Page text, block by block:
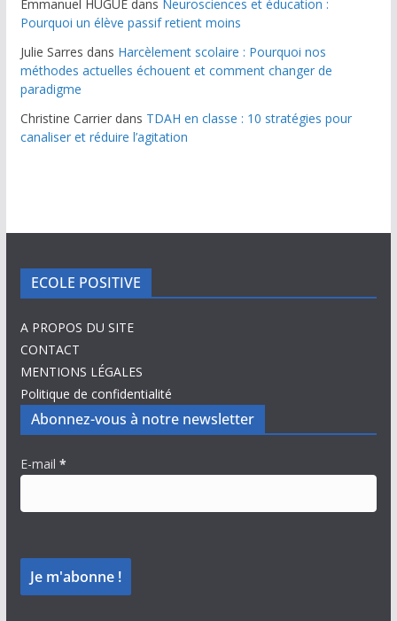
Emmanuel HUGUEdans Neurosciences et éducation :
Pourquoi un élève passif retient moins
Julie Sarres dans Harcèlement scolaire : Pourquoi nos
méthodes actuelles échouent et comment changer de
paradigme
Christine Carrierdans TDAH en classe : 10 stratégies pour
canaliser et réduire l’agitation
ECOLE POSITIVE
A PROPOS DU SITE
CONTACT
MENTIONS LÉGALES
Politique de confidentialité
Abonnez-vous à notre newsletter
E-mail *